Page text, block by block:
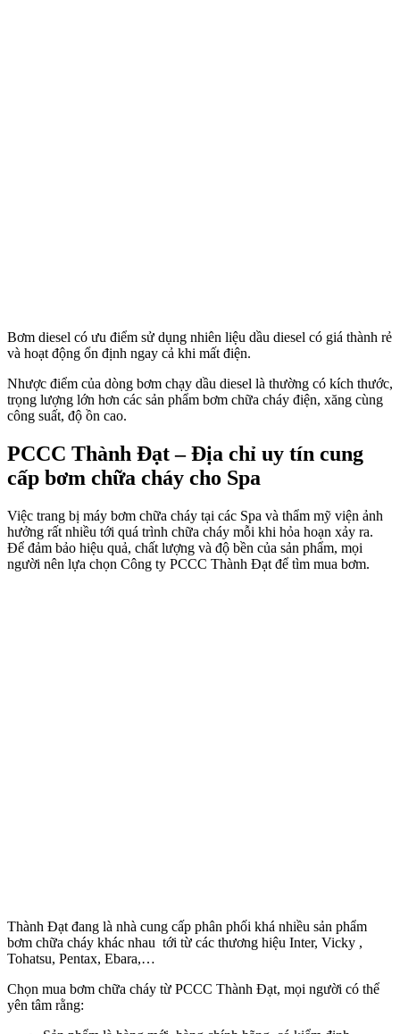
Bơm diesel có ưu điểm sử dụng nhiên liệu dầu diesel có giá thành rẻ
và hoạt động ổn định ngay cả khi mất điện.
Nhược điểm của dòng bơm chạy dầu diesel là thường có kích thước,
trọng lượng lớn hơn các sản phẩm bơm chữa cháy điện, xăng cùng
công suất, độ ồn cao.
PCCC Thành Đạt – Địa chỉ uy tín cung
cấp bơm chữa cháy cho Spa
Việc trang bị máy bơm chữa cháy tại các Spa và thẩm mỹ viện ảnh
hưởng rất nhiều tới quá trình chữa cháy mỗi khi hỏa hoạn xảy ra.
Để đảm bảo hiệu quả, chất lượng và độ bền của sản phẩm, mọi
người nên lựa chọn Công ty PCCC Thành Đạt để tìm mua bơm.
Thành Đạt đang là nhà cung cấp phân phối khá nhiều sản phẩm
bơm chữa cháy khác nhau tới từ các thương hiệu Inter, Vicky ,
Tohatsu, Pentax, Ebara,…
Chọn mua bơm chữa cháy từ PCCC Thành Đạt, mọi người có thể
yên tâm rằng: